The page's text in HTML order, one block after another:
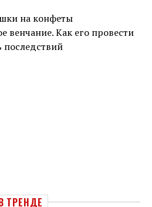
на конфеты
венчание. Как его провести
последствий
ТРЕНДЕ